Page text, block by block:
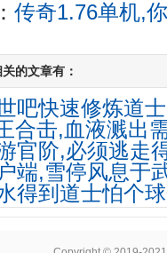
传奇1.76单机,
的文章有：
吧快速修炼道
合击,血液溅出
官阶,必须逃走
端,雪停风息于
得到道士怕个